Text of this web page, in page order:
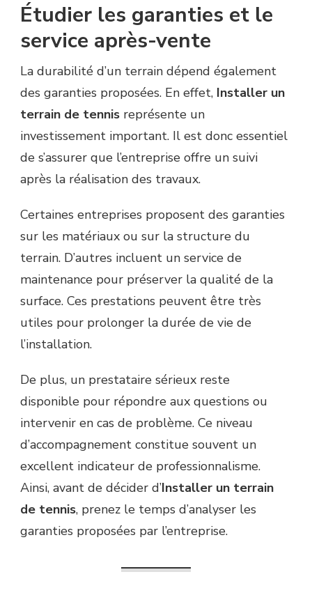
Étudier les garanties et le
service après-vente
La durabilité d’un terrain dépend également
des garanties proposées. En effet, Installer un
terrain de tennis représente un
investissement important. Il est donc essentiel
de s’assurer que l’entreprise offre un suivi
après la réalisation des travaux.
Certaines entreprises proposent des garanties
sur les matériaux ou sur la structure du
terrain. D’autres incluent un service de
maintenance pour préserver la qualité de la
surface. Ces prestations peuvent être très
utiles pour prolonger la durée de vie de
l’installation.
De plus, un prestataire sérieux reste
disponible pour répondre aux questions ou
intervenir en cas de problème. Ce niveau
d’accompagnement constitue souvent un
excellent indicateur de professionnalisme.
Ainsi, avant de décider d’Installer un terrain
de tennis, prenez le temps d’analyser les
garanties proposées par l’entreprise.